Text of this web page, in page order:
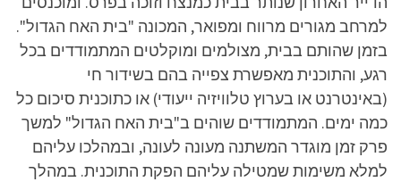
למרחב מגורים מרווח ומפואר, המכונה "בית האח הגדול".
בזמן שהותם בבית, מצולמים ומוקלטים המתמודדים בכל
רגע, והתוכנית מאפשרת צפייה בהם בשידור חי
(באינטרנט או בערוץ טלוויזיה ייעודי) או כתוכנית סיכום כל
כמה ימים. המתמודדים שוהים ב"בית האח הגדול" למשך
פרק זמן מוגדר המשתנה מעונה לעונה, ובמהלכו עליהם
למלא משימות שמטילה עליהם הפקת התוכנית. במהלך